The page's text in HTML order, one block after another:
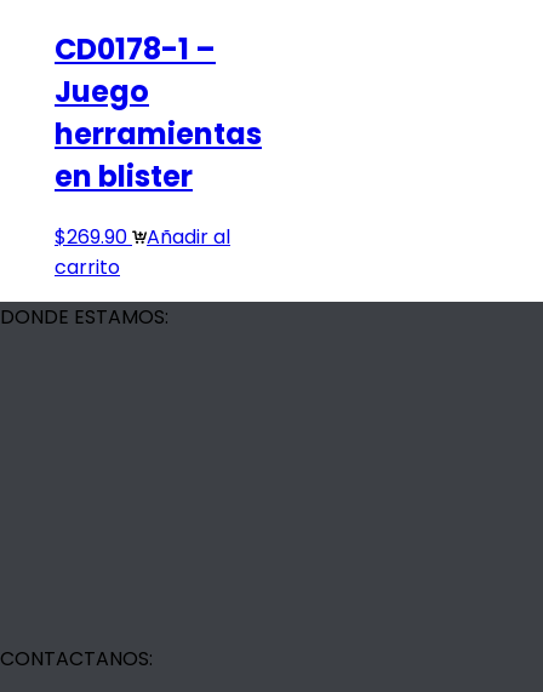
CD0178-1 –
Juego
herramientas
en blister
$269.90
Añadir al
carrito
DONDE ESTAMOS:
CONTACTANOS: